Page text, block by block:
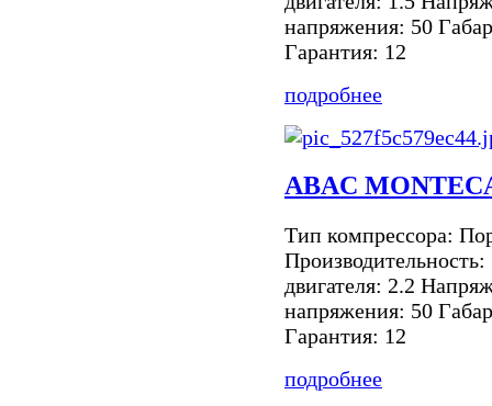
напряжения: 50
Гарантия: 12
подробнее
ABAC
Тип компрессора:
двигателя: 2.2
напряжения: 50
Гарантия: 12
подробнее